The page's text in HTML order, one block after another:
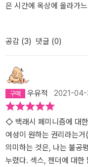
사로잡히는 일이 될 수도
리에게 행운일까, 아니면
기획한 『백래시』 다시 읽
날이야기를 읽고 “변한 게
될 수도 있겠다. 어쩌면 『
시에 부딪히고, 그러면서
역사 속에서 “앞서간 사
고 있는지도 모른다. 그 지
것은 독자들 각자의 몫이다.
행의 작가라는 점이 충격
일?이 아니라는 점을 확
sh : 사회 변화나 정치적
줄어든다고 느끼는 불특
반발하는 현상을 가리키
소수자에 대한 차별의 기
험한 것으로 판단하면서
으로 “여성의 독립성에 대
무엇보다 이 증상들이 급
붙이며, 가부장제하의 여
그렇게 보면 백래시는 “기
이 아니라 자신의 지위를
은 시간에 옥상에 올라가
나서 ‘취집’하면 인생 살
들이다. 그리고 대한민국
한 이야기 혹은 사례들은
했던 것들이고 앞으로 경
즘이 자신들에게 불합리
격을 가하는 이들이 주변
성들은 오늘도 페미니즘을
한없이 높기만 한 사회적
는 의미다. 메갈과 워마드,
일 수 없을지라도 우리는
페미니스트가 된 이유에
공감 (3) 댓글 (0)
우유적 2021-04-
◇ 백래시 페미니즘에 대
여성이 원하는 권리라는
의미하는 것은, 나는 불공
누렸다. 섹스, 젠더에 대한